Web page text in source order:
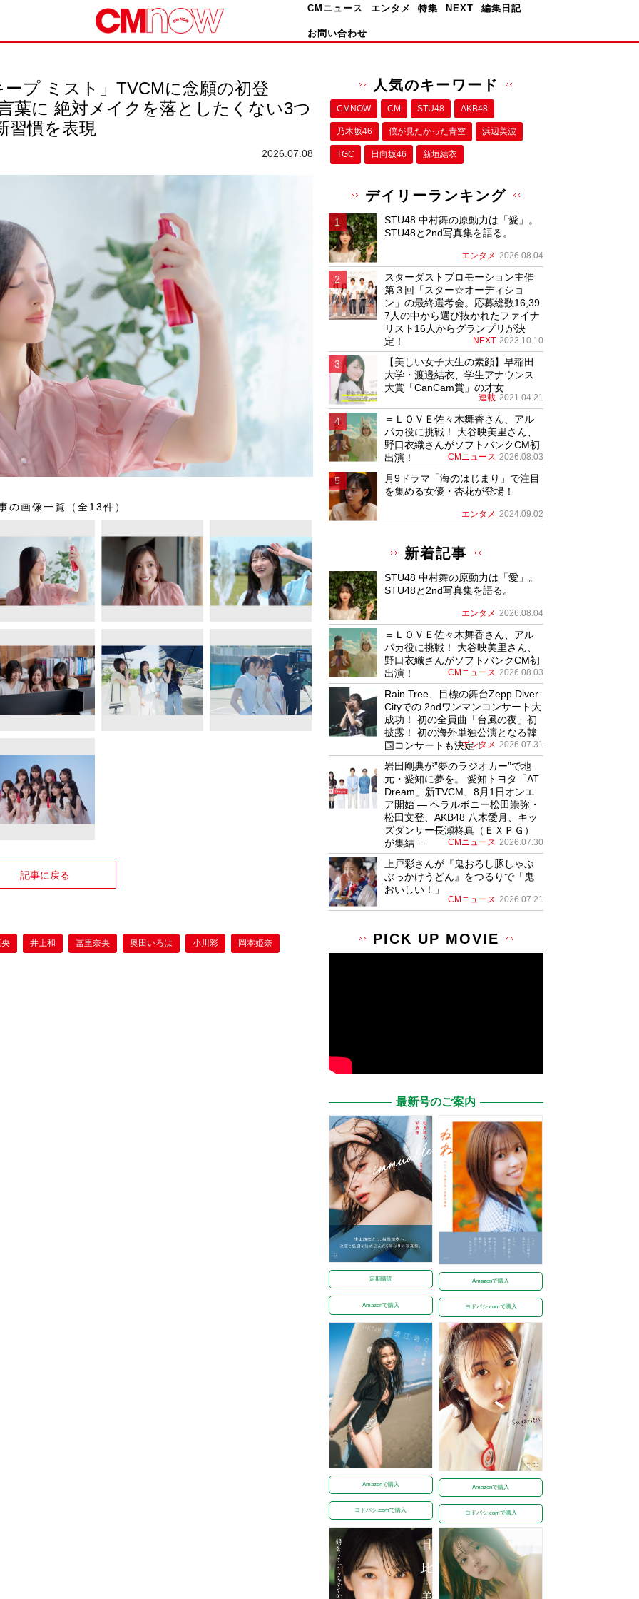
CMニュース エンタメ 特集 NEXT 編集日記
お問い合わせ
プ ミスト」TVCMに念願の初登
葉に 絶対メイクを落としたくない3つ
習慣を表現
2026.07.08
の画像一覧（全13件）
記事に戻る
井上和 冨里奈央 奥田いろは 小川彩 岡本姫奈
人気のキーワード
CMNOW CM STU48 AKB48
乃木坂46 僕が⾒たかった⻘空 浜辺美波
TGC 日向坂46 新垣結衣
デイリーランキング
STU48 中村舞の原動力は「愛」。
STU48と2nd写真集を語る。
エンタメ 2026.08.04
スターダストプロモーション主催
第３回「スター☆オーディショ
ン」の最終選考会。応募総数16,39
7人の中から選び抜かれたファイナ
リスト16人からグランプリが決
定！
NEXT 2023.10.10
【美しい女子大生の素顔】早稲田
大学・渡邉結衣、学生アナウンス
大賞「CanCam賞」の才女
連載 2021.04.21
＝ＬＯＶＥ佐々木舞香さん、アル
パカ役に挑戦！ 大谷映美里さん、
野口衣織さんがソフトバンクCM初
出演！
CMニュース 2026.08.03
月9ドラマ「海のはじまり」で注目
を集める女優・杏花が登場！
エンタメ 2024.09.02
新着記事
STU48 中村舞の原動力は「愛」。
STU48と2nd写真集を語る。
エンタメ 2026.08.04
＝ＬＯＶＥ佐々木舞香さん、アル
パカ役に挑戦！ 大谷映美里さん、
野口衣織さんがソフトバンクCM初
出演！
CMニュース 2026.08.03
Rain Tree、目標の舞台Zepp Diver
Cityでの 2ndワンマンコンサート大
成功！ 初の全員曲「台風の夜」初
披露！ 初の海外単独公演となる韓
国コンサートも決定！
エンタメ 2026.07.31
岩田剛典が”夢のラジオカー”で地
元・愛知に夢を。 愛知トヨタ「AT
Dream」新TVCM、8月1日オンエ
ア開始 ― ヘラルボニー松田崇弥・
松田文登、AKB48 八木愛月、キッ
ズダンサー長瀬柊真（ＥＸＰＧ）
が集結 ―
CMニュース 2026.07.30
上戸彩さんが『鬼おろし豚しゃぶ
ぶっかけうどん』をつるりで「鬼
おいしい！」
CMニュース 2026.07.21
PICK UP MOVIE
最新号のご案内
定期購読
Amazonで購入
Amazonで購入
ヨドバシ.comで購入
Amazonで購入
ヨドバシ.comで購入
Amazonで購入
ヨドバシ.comで購入